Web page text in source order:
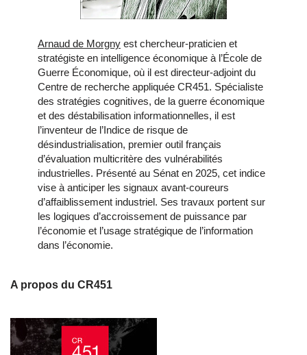
Arnaud de Morgny est chercheur-praticien et
stratégiste en intelligence économique à l’École de
Guerre Économique, où il est directeur-adjoint du
Centre de recherche appliquée CR451. Spécialiste
des stratégies cognitives, de la guerre économique
et des déstabilisation informationnelles, il est
l’inventeur de l’Indice de risque de
désindustrialisation, premier outil français
d’évaluation multicritère des vulnérabilités
industrielles. Présenté au Sénat en 2025, cet indice
vise à anticiper les signaux avant-coureurs
d’affaiblissement industriel. Ses travaux portent sur
les logiques d’accroissement de puissance par
l’économie et l’usage stratégique de l’information
dans l’économie.
A propos du CR451